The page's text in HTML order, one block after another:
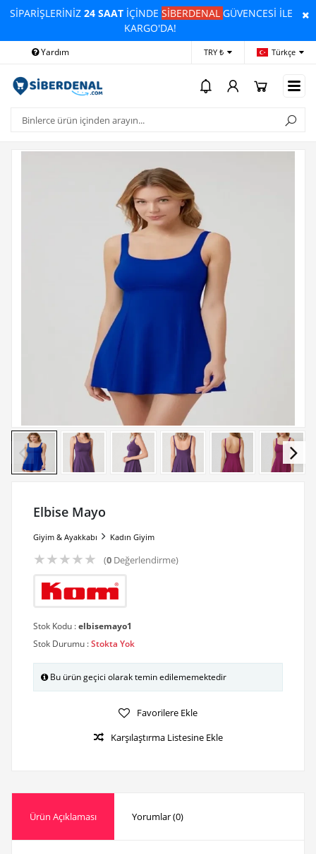
SİPARİŞLERİNİZ24 SAAT İÇİNDESİBERDENALGÜVENCESİ İLE
KARGO'DA!
Yardım Ödeme Bildirimi
TRY ₺ Türkçe
Elbise Mayo
Giyim & Ayakkabı Kadın Giyim
★★★★★ (0Değerlendirme)
Stok Kodu :elbisemayo1
Stok Durumu :Stokta Yok
Bu ürün geçici olarak temin edilememektedir
Favorilere Ekle
Karşılaştırma Listesine Ekle
Ürün Açıklaması Yorumlar (0)